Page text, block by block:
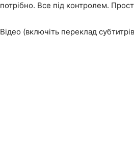
потрібно. Все під контролем.
Відео (включіть переклад